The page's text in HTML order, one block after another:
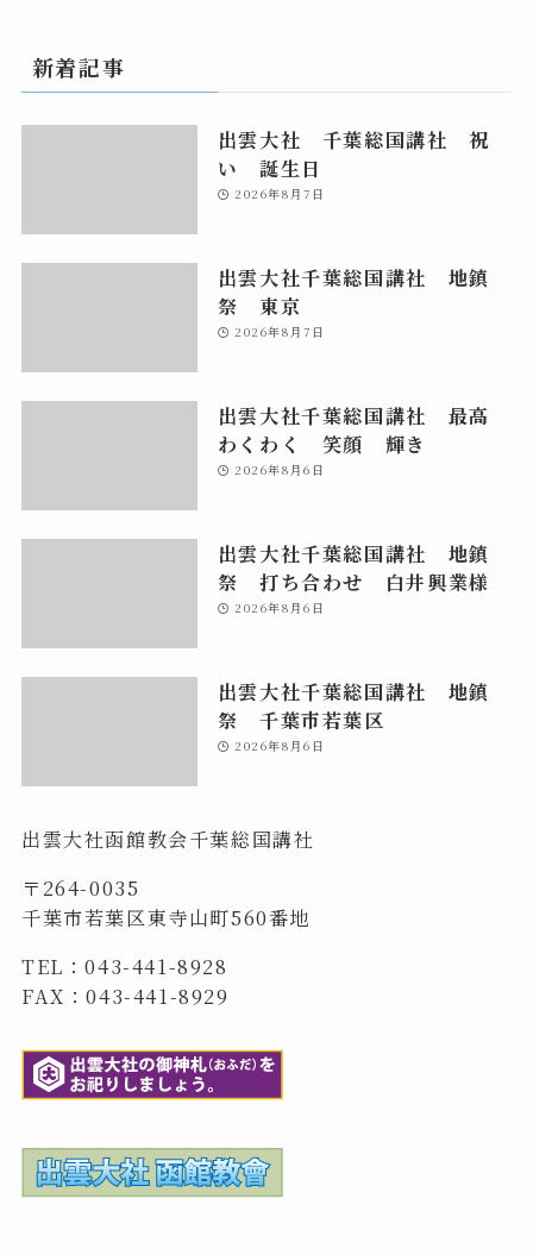
新着記事
出雲大社 千葉総国講社 祝
い 誕生日
2026年8月7日
出雲大社千葉総国講社 地鎮
祭 東京
2026年8月7日
出雲大社千葉総国講社 最高
わくわく 笑顔 輝き
2026年8月6日
出雲大社千葉総国講社 地鎮
祭 打ち合わせ 白井興業様
2026年8月6日
出雲大社千葉総国講社 地鎮
祭 千葉市若葉区
2026年8月6日
出雲大社函館教会千葉総国講社
〒264-0035
千葉市若葉区東寺山町560番地
TEL：043-441-8928
FAX：043-441-8929